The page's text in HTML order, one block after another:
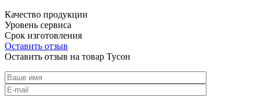
Качество продукции
Уровень сервиса
Срок изготовления
Оставить отзыв
Оставить отзыв на товар Тусон